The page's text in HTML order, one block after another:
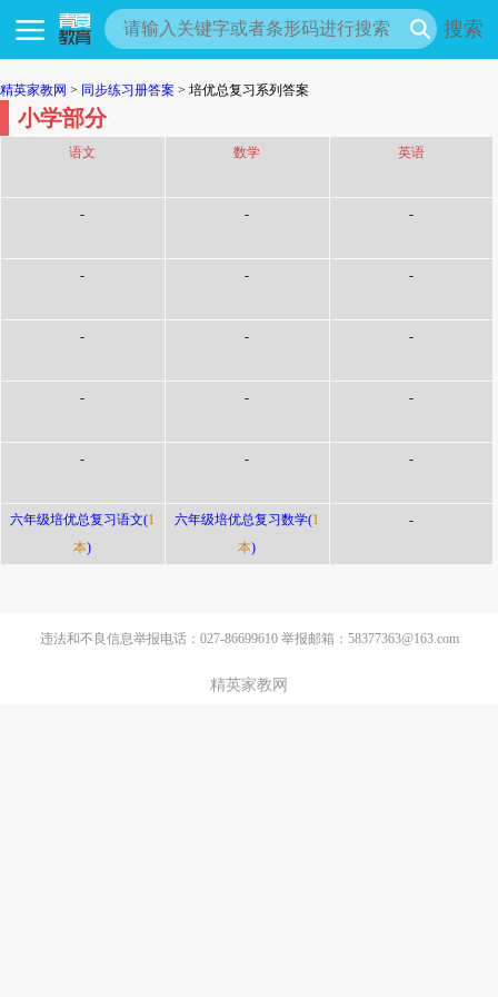
搜索
精英家教网 > 同步练习册答案 > 培优总复习系列答案
小学部分
语文
-
-
-
-
-
六年级培优总复习语文(1
本)
数学
-
-
-
-
-
六年级培优总复习数学(1
本)
英语
-
-
-
-
-
-
违法和不良信息举报电话：027-86699610 举报邮箱：58377363@163.com
精英家教网